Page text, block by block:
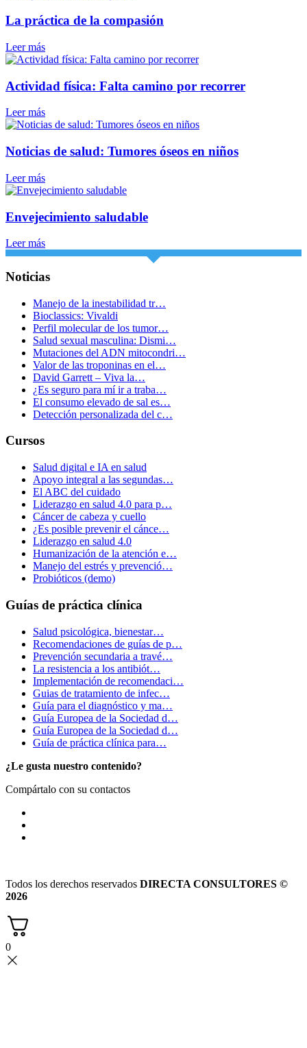
La práctica de la compasión
Leer más
Actividad física: Falta camino por recorrer
Leer más
Noticias de salud: Tumores óseos en niños
Leer más
Envejecimiento saludable
Leer más
Noticias
Manejo de la inestabilidad tr…
Bioclassics: Vivaldi
Perfil molecular de los tumor…
Salud sexual masculina: Dismi…
Mutaciones del ADN mitocondri…
Valor de las troponinas en el…
David Garrett – Viva la…
¿Es seguro para mí ir a traba…
El consumo elevado de sal es…
Detección personalizada del c…
Cursos
Salud digital e IA en salud
Apoyo integral a las segundas…
El ABC del cuidado
Liderazgo en salud 4.0 para p…
Cáncer de cabeza y cuello
¿Es posible prevenir el cánce…
Liderazgo en salud 4.0
Humanización de la atención e…
Manejo del estrés y prevenció…
Probióticos (demo)
Guías de práctica clínica
Salud psicológica, bienestar…
Recomendaciones de guías de p…
Prevención secundaria a travé…
La resistencia a los antibiót…
Implementación de recomendaci…
Guias de tratamiento de infec…
Guía para el diagnóstico y ma…
Guía Europea de la Sociedad d…
Guía Europea de la Sociedad d…
Guía de práctica clínica para…
¿Le gusta nuestro contenido?
Compártalo con su contactos
Todos los derechos reservados DIRECTA CONSULTORES ©
2026
0